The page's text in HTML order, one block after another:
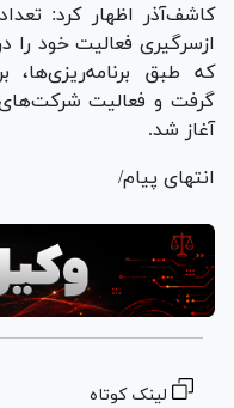
کاشف‌آذر اظهار کرد:
ازسرگیری فعالیت خود را
که طبق برنامه‌ریزی‌ها،
گرفت و فعالیت
آغاز شد.
انتهای پیام/
لینک کوتاه